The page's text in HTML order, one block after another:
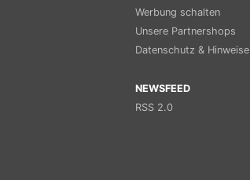
Werbung schalten
Unsere Partnershops
Datenschutz & Hinweise
NEWSFEED
RSS 2.0